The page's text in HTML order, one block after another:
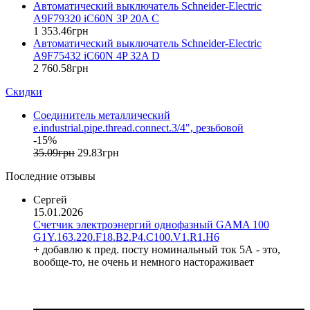
Evrosvet (Украина)
Extherm (Германия)
F&F (Польша)
FRER (Италия)
FS (Украина)
Galkat (Украина)
GENERICA (Китай)
Gewiss (Италия)
Ginlong Solis (Китай)
Hager (Германия)
Haupa (Германия)
HD Hyundai Electric (Корея)
Hemstedt (Германия)
Horoz Electric (Турция)
Huawei (Китай)
Автоматический выключатель Schneider-Electric
A9F79320 iC60N 3P 20A C
1 353.46грн
Автоматический выключатель Schneider-Electric
A9F75432 iC60N 4P 32A D
2 760.58грн
Скидки
Соединитель металлический
e.industrial.pipe.thread.connect.3/4", резьбовой
-15%
35.09грн 29.83грн
Последние отзывы
Сергей
15.01.2026
Счетчик электроэнергий однофазный GAMA 100
G1Y.163.220.F18.B2.P4.C100.V1.R1.H6
+ добавлю к пред. посту номинальный ток 5А - это,
вообще-то, не очень и немного настораживает